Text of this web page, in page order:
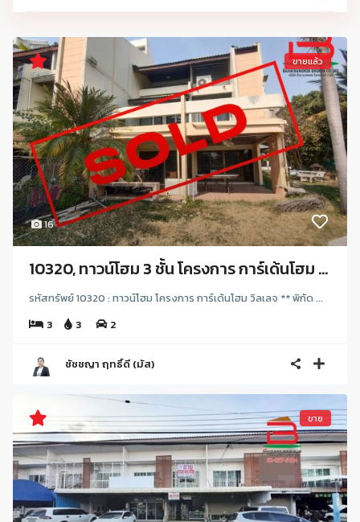
16
ขายแล้ว
10320, ทาวน์โฮม 3 ชั้น โครงการ การ์เด้นโฮม ...
รหัสทรัพย์ 10320 : ทาวน์โฮม โครงการ การ์เด้นโฮม วิลเลจ ** พิกัด ...
3
3 2
ชัชชญา ฤทธิ์ดี (มัส)
ขาย